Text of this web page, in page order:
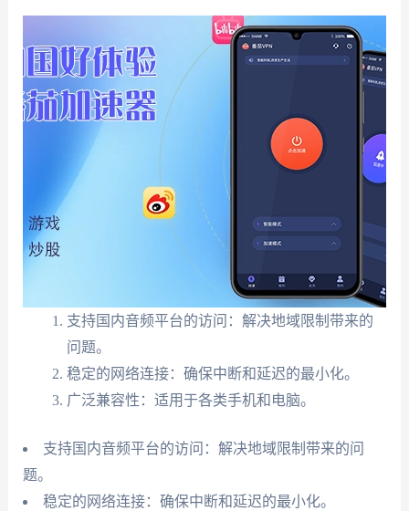
支持国内音频平台的访问：解决地域限制带来的
问题。
稳定的网络连接：确保中断和延迟的最小化。
广泛兼容性：适用于各类手机和电脑。
支持国内音频平台的访问：解决地域限制带来的问
题。
稳定的网络连接：确保中断和延迟的最小化。